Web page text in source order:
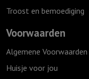
Troost en bemoediging
Voorwaarden
Algemene Voorwaarden
Huisje voor jou